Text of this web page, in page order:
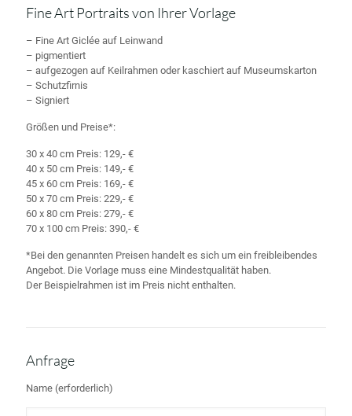
Fine Art Portraits von Ihrer Vorlage
– Fine Art Giclée auf Leinwand
– pigmentiert
– aufgezogen auf Keilrahmen oder kaschiert auf Museumskarton
– Schutzfirnis
– Signiert
Größen und Preise*:
30 x 40 cm Preis: 129,- €
40 x 50 cm Preis: 149,- €
45 x 60 cm Preis: 169,- €
50 x 70 cm Preis: 229,- €
60 x 80 cm Preis: 279,- €
70 x 100 cm Preis: 390,- €
*Bei den genannten Preisen handelt es sich um ein freibleibendes
Angebot. Die Vorlage muss eine Mindestqualität haben.
Der Beispielrahmen ist im Preis nicht enthalten.
Anfrage
Name (erforderlich)